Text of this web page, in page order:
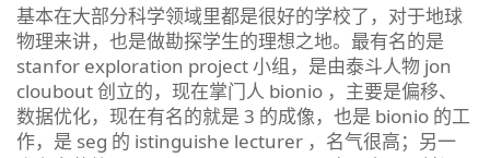
基本在大部分科学领域里都是很好的学校了，对于地球
物理来讲，也是做勘探学生的理想之地。最有名的是
stanfor exploration project 小组，是由泰斗人物 jon
cloubout 创立的，现在掌门人 bionio ，主要是偏移、
数据优化，现在有名的就是 3 的成像，也是 bionio 的工
作，是 seg 的 istinguishe lecturer ，名气很高；另一